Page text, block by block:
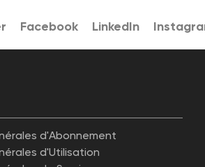
Facebook LinkedIn
d'Abonnement
d'Utilisation